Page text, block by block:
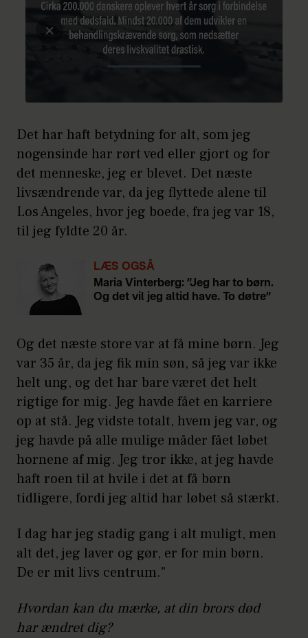
Det har haft betydning for alt, som jeg
nogensinde har rørt ved eller gjort og for
det menneske, jeg er blevet. Det næste
livsændrende var, da jeg flyttede alene til
Los Angeles, hvor jeg boede, fra jeg var 18,
til jeg fyldte 20 år.
LÆS OGSÅ
Maria Vinterberg: ”Jeg har to børn.
Og det vil jeg altid have. To døtre”
Og det næste store var at få mine børn. Jeg
var 35 år, da jeg fik min søn, så jeg var ikke
helt ung, og det har bare været det helt
rigtige for mig. Jeg havde fået en karriere
op at stå. Jeg vidste totalt, hvem jeg var, og
jeg havde på alle mulige måder fået løbet
hornene af mig. Jeg tror ikke, at jeg havde
haft roen til at hvile i det at få børn
tidligere, fordi jeg altid har løbet så stærkt.
I dag har jeg stadig gang i alt muligt, men
alt det, jeg laver og gør, er for min børn.
De er mit livs centrum."
Hvordan kan du mærke, at din brors død
har ændret dig?